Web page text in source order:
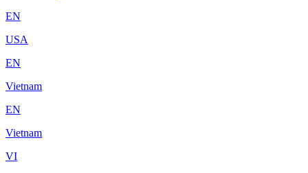
EN
USA
EN
Vietnam
EN
Vietnam
VI